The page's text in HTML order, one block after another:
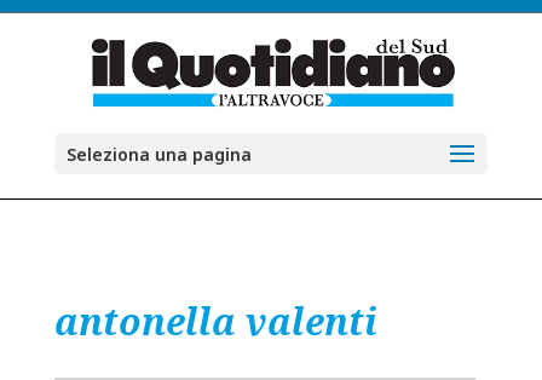
Seleziona una pagina
antonella valenti